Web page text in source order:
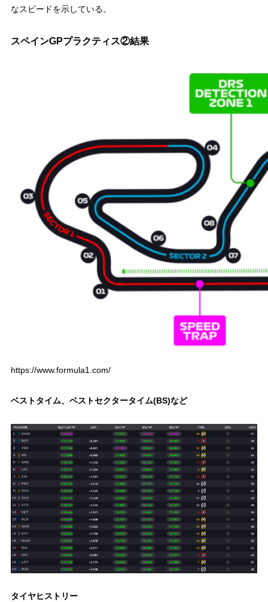
なスピードを示している。
スペインGPプラクティス②結果
https://www.formula1.com/
ベストタイム、ベストセクタータイム(BS)など
タイヤヒストリー